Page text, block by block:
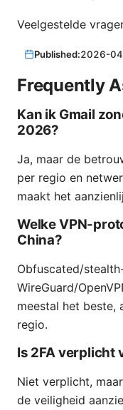
Veelgestelde
Published:2026-
Frequently
Kan ik Gmail
2026?
Ja, maar de
per regio en
maakt het
Welke VPN-
China?
Obfuscated/
WireGuard/
meestal het beste,
regio.
Is 2FA verplicht
Niet verplicht,
de veiligheid